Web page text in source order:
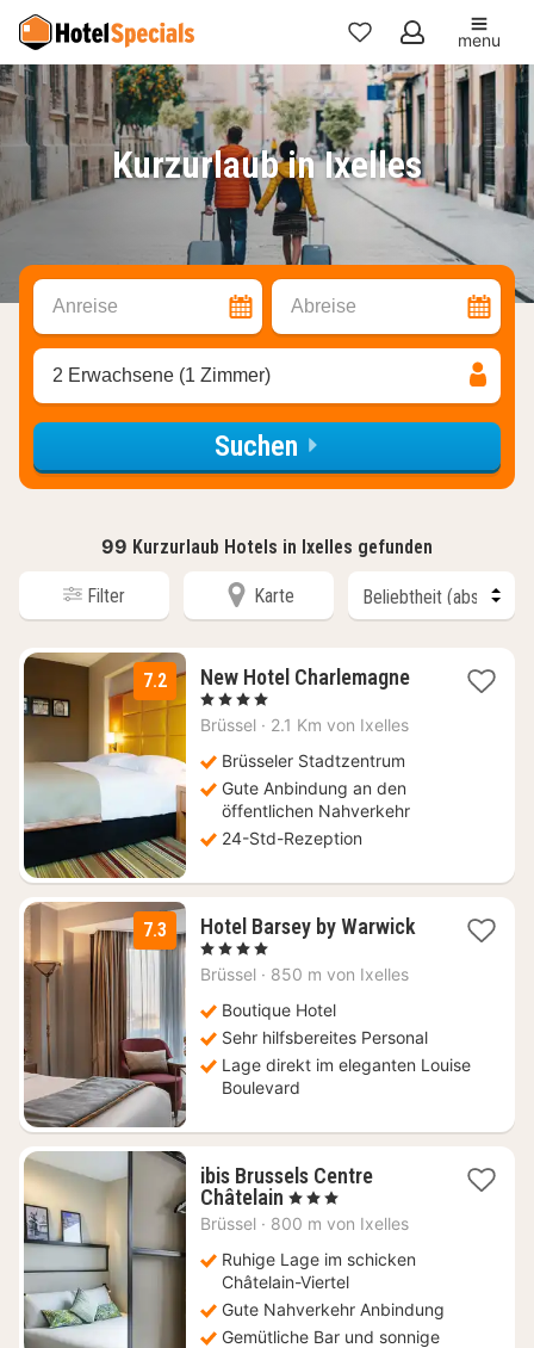
Meine
Favoriten
menu
Kurzurlaub in Ixelles
Anreise Abreise
2 Erwachsene (1 Zimmer)
Suchen
99 Kurzurlaub Hotels in Ixelles gefunden
Filter Karte
7.2 New Hotel Charlemagne1
, 4 Sterne
Brüssel · 2.1 Km von Ixelles
Brüsseler Stadtzentrum
Gute Anbindung an den
öffentlichen Nahverkehr
24-Std-Rezeption
7.3 Hotel Barsey by Warwick1
, 4 Sterne
Brüssel · 850 m von Ixelles
Boutique Hotel
Sehr hilfsbereites Personal
Lage direkt im eleganten Louise
Boulevard
ibis Brussels Centre
Châtelain 1
Nacht
119
€
, 3 Sterne
Brüssel · 800 m von Ixelles
Ruhige Lage im schicken
Châtelain-Viertel
Gute Nahverkehr Anbindung
Gemütliche Bar und sonnige